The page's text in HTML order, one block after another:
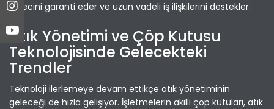
sürecini garanti eder ve uzun vadeli iş ilişkilerini destekler.
Atık Yönetimi ve Çöp Kutusu
Teknolojisinde Gelecekteki
Trendler
Teknoloji ilerlemeye devam ettikçe atık yönetiminin
geleceği de hızla gelişiyor. İşletmelerin akıllı çöp kutuları, atık